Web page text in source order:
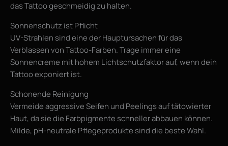
das Tattoo geschmeidig zu halten.
Sonnenschutz ist Pflicht
UV-Strahlen sind eine der Hauptursachen für das
Verblassen von Tattoo-Farben. Trage immer eine
Sonnencreme mit hohem Lichtschutzfaktor auf, wenn dein
Tattoo exponiert ist.
Schonende Reinigung
Vermeide aggressive Seifen und Peelings auf tätowierter
Haut, da sie die Farbpigmente schneller abbauen können.
Milde, pH-neutrale Pflegeprodukte sind die beste Wahl.